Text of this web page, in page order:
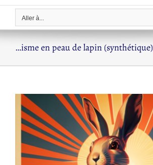
Aller à...
…isme en peau de lapin (synthétique)
Voir
l'image
agrandie